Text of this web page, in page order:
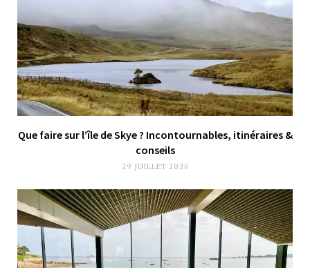
Que faire sur l’île de Skye ? Incontournables, itinéraires &
conseils
29 JUILLET 2026